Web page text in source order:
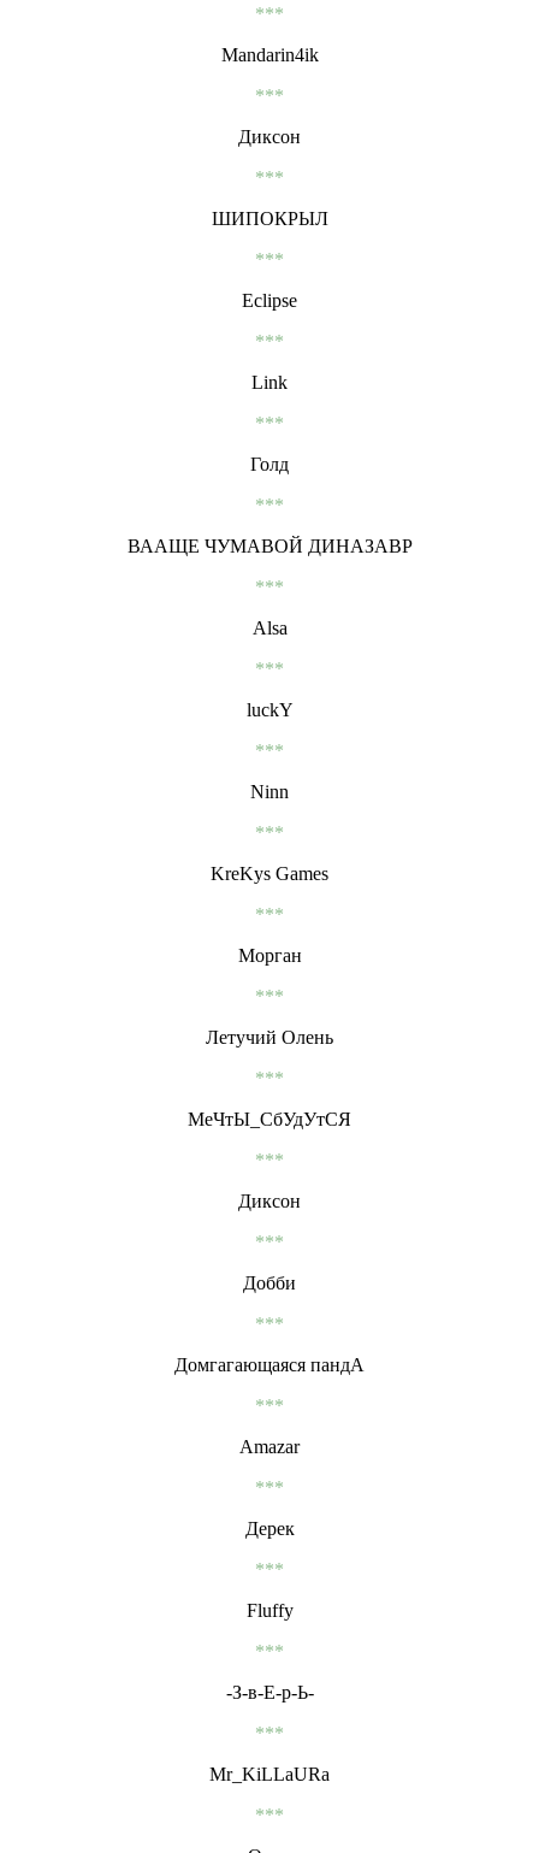
***
Mandarin4ik
***
Диксон
***
ШИПОКРЫЛ
***
Eclipse
***
Link
***
Голд
***
ВААЩЕ ЧУМАВОЙ ДИНАЗАВР
***
Alsa
***
luckY
***
Ninn
***
KreKys Games
***
Морган
***
Летучий Олень
***
МеЧтЫ_СбУдУтСЯ
***
Диксон
***
Добби
***
Домгагающаяся пандА
***
Amazar
***
Дерек
***
Fluffy
***
-З-в-Е-р-Ь-
***
Mr_KiLLaURa
***